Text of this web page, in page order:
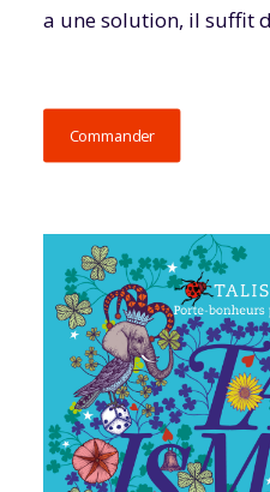
a une solution, il suffit
Commander